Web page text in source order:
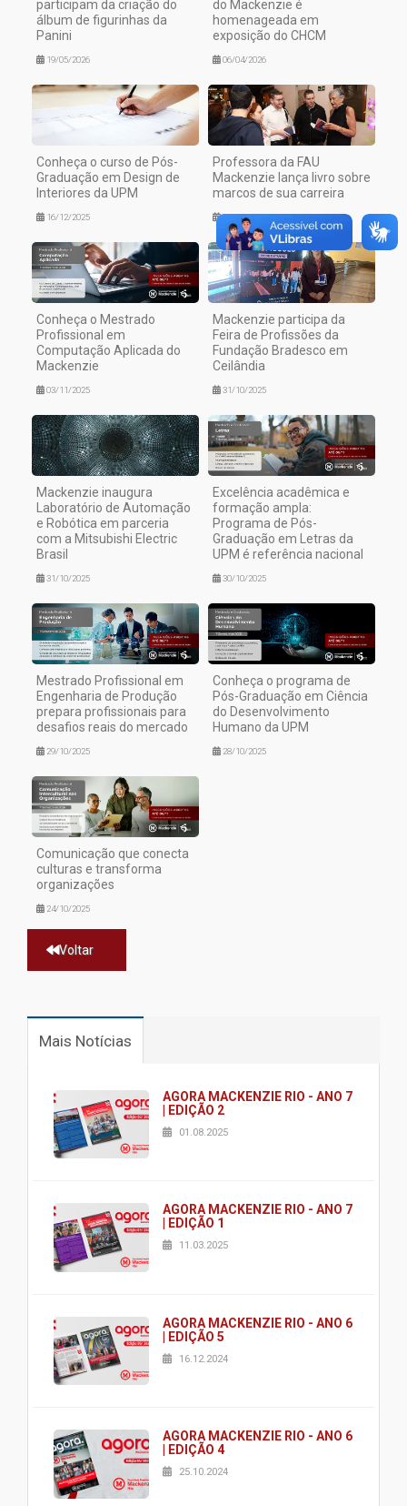
participam da criação do
álbum de figurinhas da
Panini
19/05/2026
do Mackenzie é
homenageada em
exposição do CHCM
06/04/2026
Conheça o curso de Pós-
Graduação em Design de
Interiores da UPM
16/12/2025
Professora da FAU
Mackenzie lança livro sobre
marcos de sua carreira
10/11/2025
Conheça o Mestrado
Profissional em
Computação Aplicada do
Mackenzie
03/11/2025
Mackenzie participa da
Feira de Profissões da
Fundação Bradesco em
Ceilândia
31/10/2025
Mackenzie inaugura
Laboratório de Automação
e Robótica em parceria
com a Mitsubishi Electric
Brasil
31/10/2025
Excelência acadêmica e
formação ampla:
Programa de Pós-
Graduação em Letras da
UPM é referência nacional
30/10/2025
Mestrado Profissional em
Engenharia de Produção
prepara profissionais para
desafios reais do mercado
29/10/2025
Conheça o programa de
Pós-Graduação em Ciência
do Desenvolvimento
Humano da UPM
28/10/2025
Comunicação que conecta
culturas e transforma
organizações
24/10/2025
Voltar
Mais Notícias
AGORA MACKENZIE RIO - ANO 7
| EDIÇÃO 2
01.08.2025
AGORA MACKENZIE RIO - ANO 7
| EDIÇÃO 1
11.03.2025
AGORA MACKENZIE RIO - ANO 6
| EDIÇÃO 5
16.12.2024
AGORA MACKENZIE RIO - ANO 6
| EDIÇÃO 4
25.10.2024